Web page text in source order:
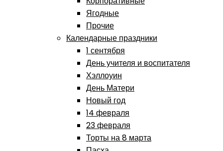
Ягодные
Прочие
Календарные праздники
1 сентября
День учителя и воспитателя
Хэллоуин
День Матери
Новый год
14 февраля
23 февраля
Торты на 8 марта